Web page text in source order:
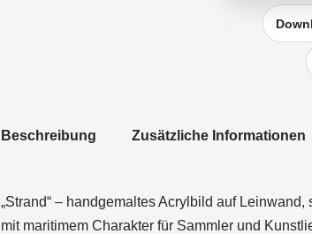
Reel
Beschreibung Zusätzliche Informationen
„Strand“ – handgemaltes Acrylbild auf
mit maritimem Charakter für Sammler und